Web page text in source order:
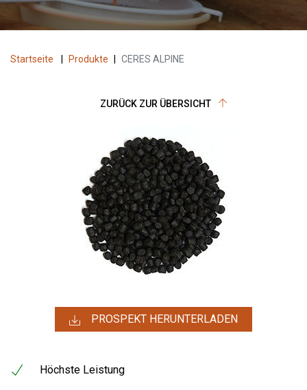
Startseite Produkte CERES ALPINE
ZURÜCK ZUR ÜBERSICHT
PROSPEKT HERUNTERLADEN
Höchste Leistung